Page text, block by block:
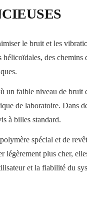
le bruit et les
des
un faible niveau de
de laboratoire. Dans
à billes standard.
spécial et de
plus cher,
et la fiabilité du